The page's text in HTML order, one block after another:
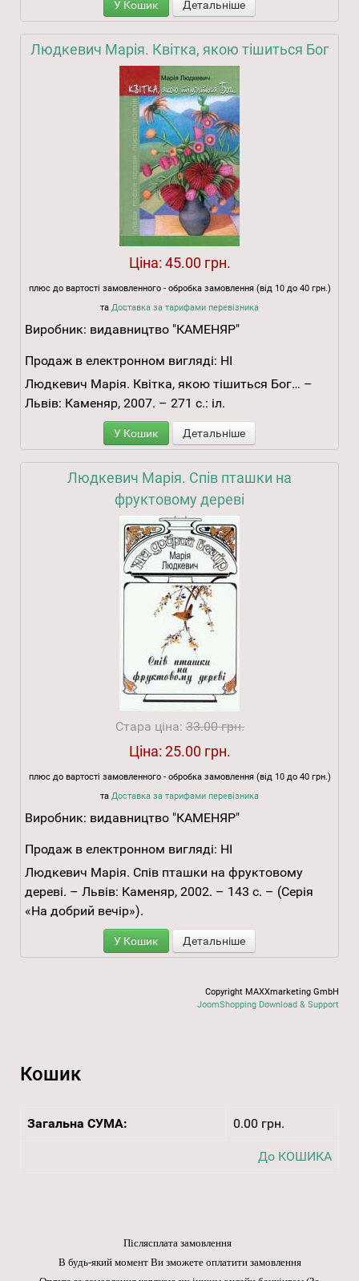
У Кошик Детальніше
Людкевич Марія. Квітка, якою тішиться Бог
Ціна: 45.00 грн.
плюс до вартості замовленного - обробка замовлення (від 10 до 40 грн.)
та Доставка за тарифами перевізника
Виробник: видавництво "КАМЕНЯР"
Продаж в електронном вигляді: НІ
Людкевич Марія. Квітка, якою тішиться Бог… –
Львів: Каменяр, 2007. – 271 с.: іл.
У Кошик Детальніше
Людкевич Марія. Спів пташки на
фруктовому дереві
Стара ціна:33.00 грн.
Ціна: 25.00 грн.
плюс до вартості замовленного - обробка замовлення (від 10 до 40 грн.)
та Доставка за тарифами перевізника
Виробник: видавництво "КАМЕНЯР"
Продаж в електронном вигляді: НІ
Людкевич Марія. Спів пташки на фруктовому
дереві. – Львів: Каменяр, 2002. – 143 с. – (Серія
«На добрий вечір»).
У Кошик Детальніше
Copyright MAXXmarketing GmbH
JoomShopping Download & Support
Кошик
Загальна СУМА: 0.00 грн.
До КОШИКА
Післясплата замовлення
В будь-який момент Ви зможете оплатити замовлення